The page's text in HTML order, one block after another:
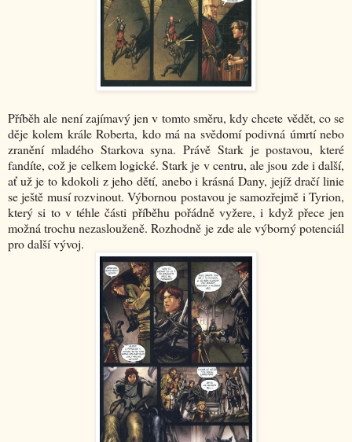
Příběh ale není zajímavý jen v tomto směru, kdy chcete vědět, co se
děje kolem krále Roberta, kdo má na svědomí podivná úmrtí nebo
zranění mladého Starkova syna. Právě Stark je postavou, které
fandíte, což je celkem logické. Stark je v centru, ale jsou zde i další,
ať už je to kdokoli z jeho dětí, anebo i krásná Dany, jejíž dračí linie
se ještě musí rozvinout. Výbornou postavou je samozřejmě i Tyrion,
který si to v téhle části příběhu pořádně vyžere, i když přece jen
možná trochu nezaslouženě. Rozhodně je zde ale výborný potenciál
pro další vývoj.